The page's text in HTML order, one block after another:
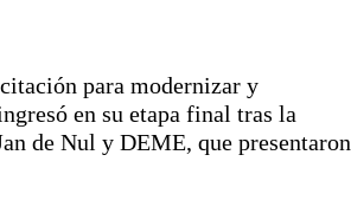
Sur
para modernizar y
en su etapa final tras la
de Nul y DEME, que presentaron